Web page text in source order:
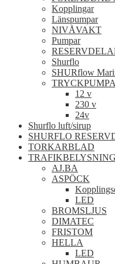
Kopplingar
Länspumpar
NIVÅVAKT
Pumpar
Shurflo
SHURflow
12 v
230 v
24v
Shurflo luft/sirup
SHURFLO
TORKARBLAD
TRAFIKBELYSNING
AJ.BA
ASPÖCK
LED
BROMSLJUS
DIMATEC
FRISTOM
HELLA
LED